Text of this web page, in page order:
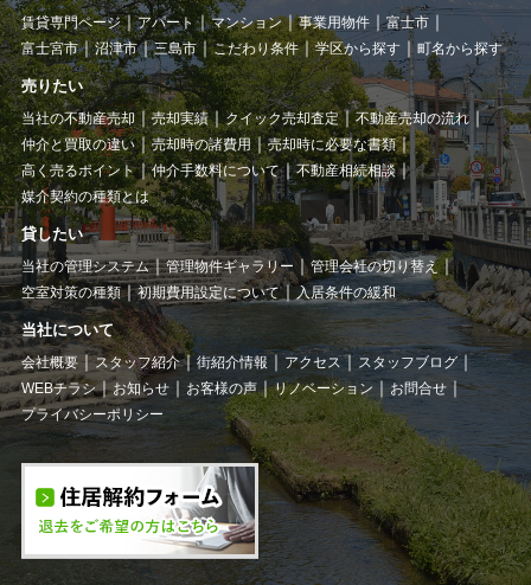
賃貸専門ページ アパート マンション 事業用物件
富士市
富士宮市
沼津市 三島市 こだわり条件 学区から探す 町名から探す
売りたい
当社の不動産売却 売却実績 クイック売却査定
不動産売却の流れ
仲介と買取の違い
売却時の諸費用
売却時に必要な書類
高く売るポイント
仲介手数料について
不動産相続相談
媒介契約の種類とは
貸したい
当社の管理システム 管理物件ギャラリー
管理会社の切り替え
空室対策の種類
初期費用設定について 入居条件の緩和
当社について
会社概要 スタッフ紹介 街紹介情報 アクセス
スタッフブログ
WEBチラシ
お知らせ お客様の声 リノベーション
お問合せ
プライバシーポリシー